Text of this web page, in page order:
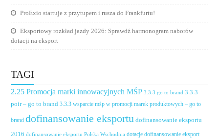
ProExio startuje z przytupem i rusza do Frankfurtu!
Eksportowy rozkład jazdy 2026: Sprawdź harmonogram naborów
dotacji na eksport
TAGI
2.25 Promocja marki innowacyjnych MŚP 3.3.3 go to brand 3.3.3
poir – go to brand 3.3.3 wsparcie mśp w promocji marek produktowych – go to
brand dofinansowanie eksportu dofinansowanie eksportu
2016 dofinansowanie eksportu Polska Wschodnia dotacje dofinansowanie eksport